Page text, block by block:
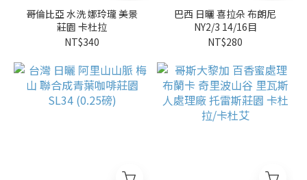
哥倫比亞 水洗 娜玲瓏 美景
莊園 卡杜拉
NT$340
巴西 日曬 喜拉朵 布朗尼
NY2/3 14/16目
NT$280